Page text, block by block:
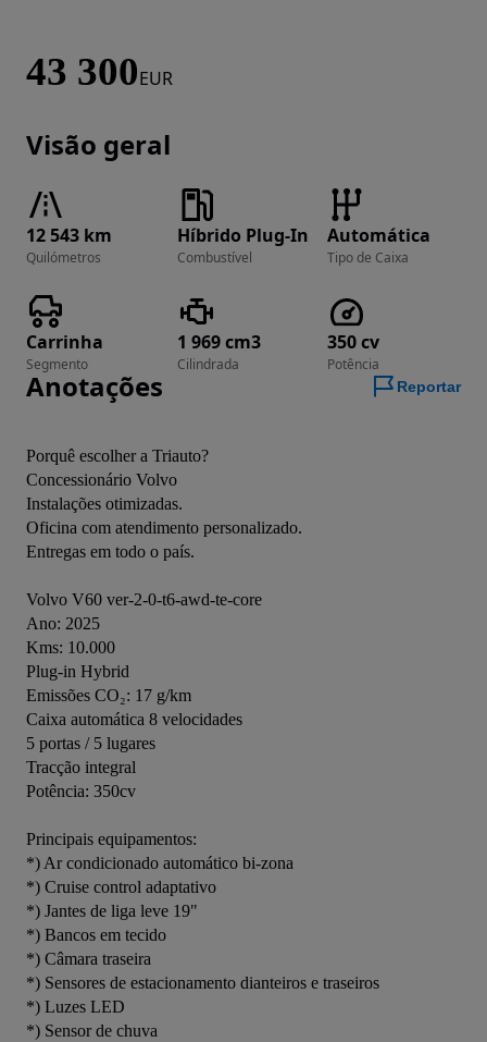
43 300EUR
Visão geral
12 543 km
Quilómetros
Híbrido Plug-In
Combustível
Automática
Tipo de Caixa
Carrinha
Segmento
1 969 cm3
Cilindrada
350 cv
Potência
Anotações Reportar
Porquê escolher a Triauto?
Concessionário Volvo
Instalações otimizadas.
Oficina com atendimento personalizado.
Entregas em todo o país.
Volvo V60 ver-2-0-t6-awd-te-core
Ano: 2025
Kms: 10.000
Plug-in Hybrid
Emissões CO₂: 17 g/km
Caixa automática 8 velocidades
5 portas / 5 lugares
Tracção integral
Potência: 350cv
Principais equipamentos:
*) Ar condicionado automático bi-zona
*) Cruise control adaptativo
*) Jantes de liga leve 19"
*) Bancos em tecido
*) Câmara traseira
*) Sensores de estacionamento dianteiros e traseiros
*) Luzes LED
*) Sensor de chuva